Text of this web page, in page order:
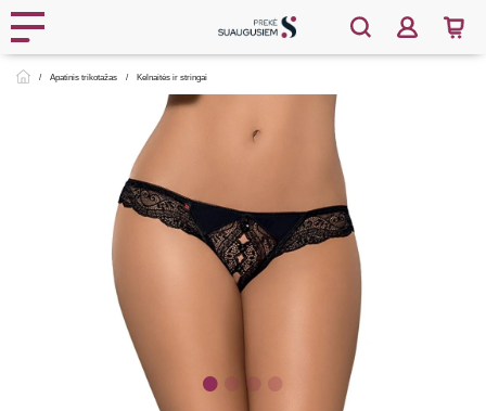
Apatinis trikotažas Kelnaitės ir stringai